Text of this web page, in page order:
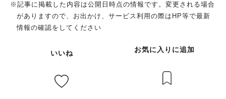
※記事に掲載した内容は公開日時点の情報です。変更される場合
がありますので、お出かけ、サービス利用の際はHP等で最新
情報の確認をしてください
いいね お気に入りに追加